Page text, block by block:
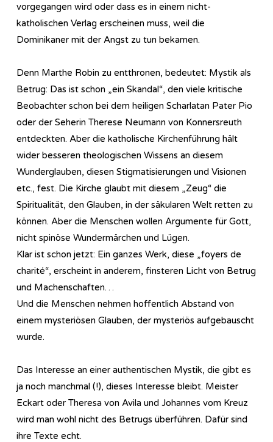
vorgegangen wird oder dass es in einem nicht-
katholischen Verlag erscheinen muss, weil die
Dominikaner mit der Angst zu tun bekamen.
Denn Marthe Robin zu entthronen, bedeutet: Mystik als
Betrug: Das ist schon „ein Skandal“, den viele kritische
Beobachter schon bei dem heiligen Scharlatan Pater Pio
oder der Seherin Therese Neumann von Konnersreuth
entdeckten. Aber die katholische Kirchenführung hält
wider besseren theologischen Wissens an diesem
Wunderglauben, diesen Stigmatisierungen und Visionen
etc., fest. Die Kirche glaubt mit diesem „Zeug“ die
Spiritualität, den Glauben, in der säkularen Welt retten zu
können. Aber die Menschen wollen Argumente für Gott,
nicht spinöse Wundermärchen und Lügen.
Klar ist schon jetzt: Ein ganzes Werk, diese „foyers de
charité“, erscheint in anderem, finsteren Licht von Betrug
und Machenschaften…
Und die Menschen nehmen hoffentlich Abstand von
einem mysteriösen Glauben, der mysteriös aufgebauscht
wurde.
Das Interesse an einer authentischen Mystik, die gibt es
ja noch manchmal (!), dieses Interesse bleibt. Meister
Eckart oder Theresa von Avila und Johannes vom Kreuz
wird man wohl nicht des Betrugs überführen. Dafür sind
ihre Texte echt.